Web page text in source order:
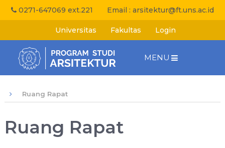
0271-647069 ext.221 Email : arsitektur@ft.uns.ac.id
Universitas Fakultas Login
MENU
Ruang Rapat
Ruang Rapat